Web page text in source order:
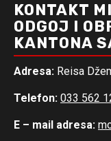
KONTAKT
ODGOJ I
KANTONA
Adresa: Reisa
Telefon: 033 562
E – mail adresa: